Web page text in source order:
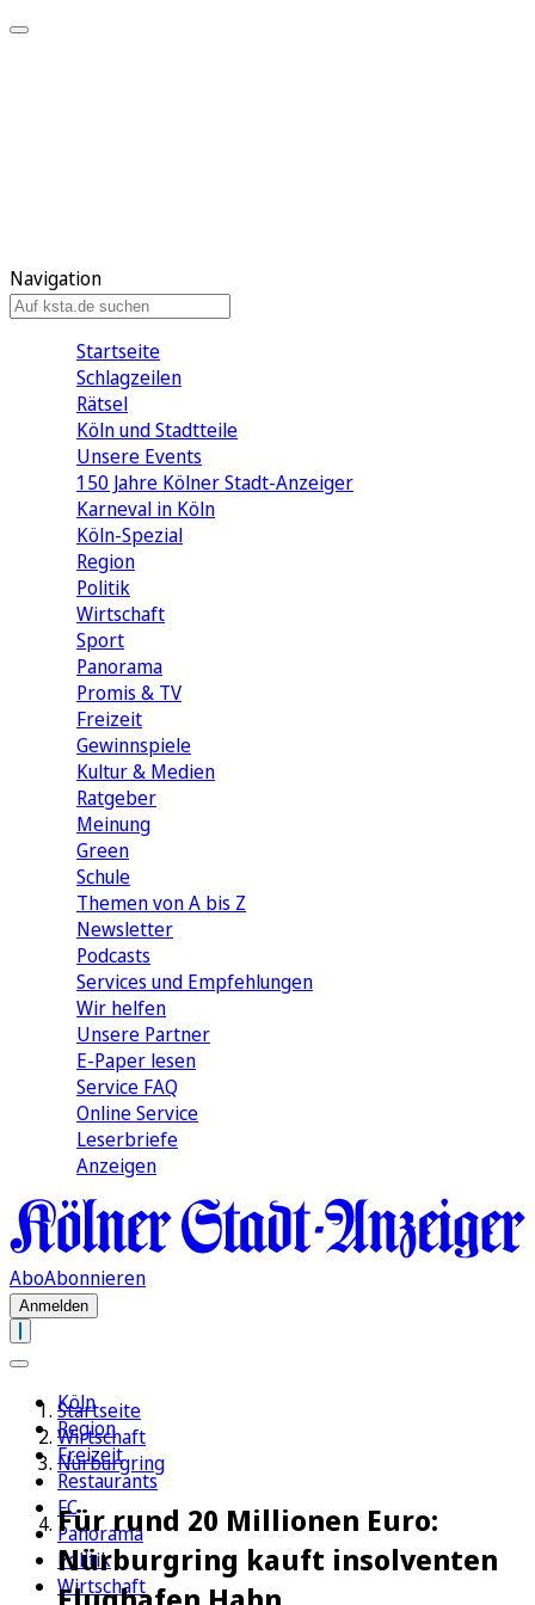
Navigation
Startseite
Schlagzeilen
Rätsel
Köln und Stadtteile
Unsere Events
150 Jahre Kölner Stadt-Anzeiger
Karneval in Köln
Köln-Spezial
Region
Politik
Wirtschaft
Sport
Panorama
Promis & TV
Freizeit
Gewinnspiele
Kultur & Medien
Ratgeber
Meinung
Green
Schule
Themen von A bis Z
Newsletter
Podcasts
Services und Empfehlungen
Wir helfen
Unsere Partner
E-Paper lesen
Service FAQ
Online Service
Leserbriefe
Anzeigen
AboAbonnieren
Anmelden
Köln
Region
Freizeit
Restaurants
FC
Panorama
Politik
Wirtschaft
Startseite
Wirtschaft
Nürburgring
Für rund 20 Millionen Euro:
Nürburgring kauft insolventen